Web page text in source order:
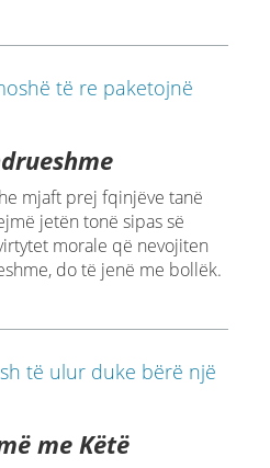
mjaft prej fqinjëve tanë
jetën tonë sipas së
morale që nevojiten
do të jenë me bollëk.
me Këtë